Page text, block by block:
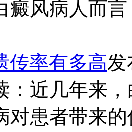
癜风病人而
传率有多高发
：近几年来
对患者带来